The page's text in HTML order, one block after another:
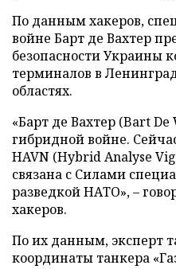
По данным хакеров,
войне Барт де Вахтер
безопасности Украины
терминалов в
областях.
«Барт де Вахтер (Bart
гибридной войне.
HAVN (Hybrid Analyse
связана с Силами
разведкой НАТО», –
хакеров.
По их данным, эксперт
координаты танкера